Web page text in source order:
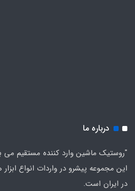
درباره ما
"روستیک ماشین وارد کننده مستقیم می
این مجموعه پیشرو در واردات انواع
در ایران است.